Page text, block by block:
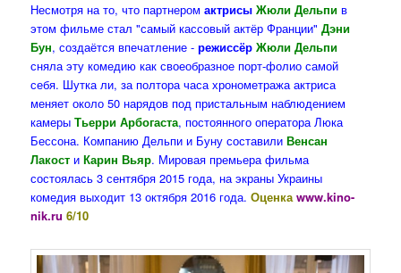
Несмотря на то, что партнеромактрисы Жюли Дельпи в
этом фильме стал "самый кассовый актёр Франции"Дэни
Бун, создаётся впечатление -режиссёр Жюли Дельпи
сняла эту комедию как своеобразное порт-фолио самой
себя. Шутка ли, за полтора часа хронометража актриса
меняет около 50 нарядов под пристальным наблюдением
камерыТьерри Арбогаста, постоянного оператора Люка
Бессона. Компанию Дельпи и Буну составилиВенсан
Лакости Карин Вьяр. Мировая премьера фильма
состоялась 3 сентября 2015 года, на экраны Украины
комедия выходит 13 октября 2016 года. Оценкаwww.kino-
nik.ru6/10